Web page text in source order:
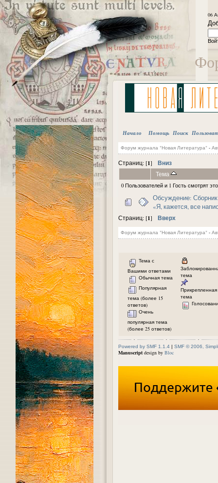
06
Начало Помощь Поиск
Форум журнала "Новая Литература"-
Страниц: [1] Вниз
Тема
0 Пользователей и 1 Гость смотрят
Обсуждение: Сборник
«Я, кажется, все
Страниц: [1] Вверх
Форум журнала "Новая Литература"-
Тема с
Вашими ответами
Обычная тема
Популярная
тема (более 15
ответов)
Очень
популярная тема
(более 25 ответов)
тема
Прикрепленная
тема
Powered by SMF 1.1.4 | SMF © 2006,
Manuscript design by Bloc